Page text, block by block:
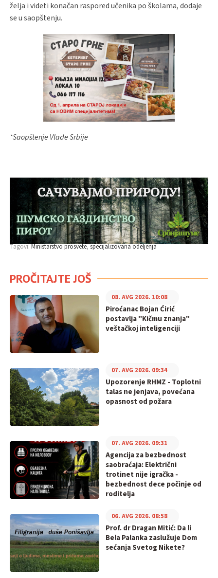
želja i videti konačan raspored učenika po školama, dodaje
se u saopštenju.
*Saopštenje Vlade Srbije
Tagovi:Ministarstvo prosvete specijalizovana odeljenja
PROČITAJTE JOŠ
Piroćanac Bojan Ćirić
postavlja "Kičmu znanja"
veštačkoj inteligenciji
08. AVG 2026. 10:08
Upozorenje RHMZ - Toplotni
talas ne jenjava, povećana
opasnost od požara
07. AVG 2026. 09:34
Agencija za bezbednost
saobraćaja: Električni
trotinet nije igračka -
bezbednost dece počinje od
roditelja
07. AVG 2026. 09:31
Prof. dr Dragan Mitić: Da li
Bela Palanka zaslužuje Dom
sećanja Svetog Nikete?
06. AVG 2026. 08:58